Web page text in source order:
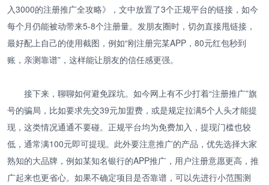
入3000的注册推广全攻略》，文中放置了3个正规平台的链接，如今
每个月仍能被动带来5-8个注册量。发朋友圈时，切勿直接甩链接，
最好配上自己的使用截图，例如“刚注册完某APP，80元红包秒到
账，亲测靠谱”，这样能让朋友的信任感更强。
接下来，聊聊如何避免踩坑。如今网上有不少打着“注册推广”旗
号的骗局，比如要求先交39元加盟费，或是规定拉满5个人头才能提
现，这类情况通通不要碰。正规平台均为免费加入，提现门槛也较
低，通常满100元即可提现。此外要注意推广的产品，优先选择大家
熟知的大品牌，例如某知名银行的APP推广，用户注册意愿更高，推
广起来也更省心。如果不确定项目是否靠谱，可以先进行小范围测